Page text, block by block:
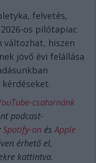
felvetés,
os pilótapiac
változhat, hiszen
jövő évi felállása
csatornánk
podcast-
Spotify-on ésApple
érhető el,
kattintva.